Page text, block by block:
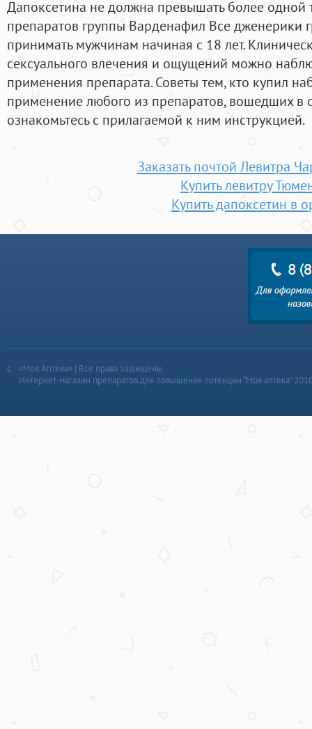
Дапоксетина не должна превышать более одной
препаратов группы Варденафил Все дженерики
принимать мужчинам начиная с 18 лет.
сексуального влечения и ощущений можно
применения препарата. Советы тем, кто купил
применение любого из препаратов, вошедших в
ознакомьтесь с прилагаемой к ним инструкцией.
Заказать почтой Левитра
Купить левитру
Купить дапоксетин в
«Моя Аптека» | Все права защищены
Интернет-магазин препаратов для повышения потенции “Моя аптека”